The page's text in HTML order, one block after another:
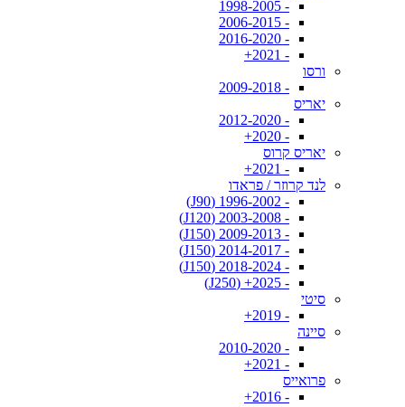
- 1998-2005
- 2006-2015
- 2016-2020
- 2021+
ורסו
- 2009-2018
יאריס
- 2012-2020
- 2020+
יאריס קרוס
- 2021+
לנד קרוזר / פראדו
- 1996-2002 (J90)
- 2003-2008 (J120)
- 2009-2013 (J150)
- 2014-2017 (J150)
- 2018-2024 (J150)
- 2025+ (J250)
סיטי
- 2019+
סיינה
- 2010-2020
- 2021+
פרואייס
- 2016+